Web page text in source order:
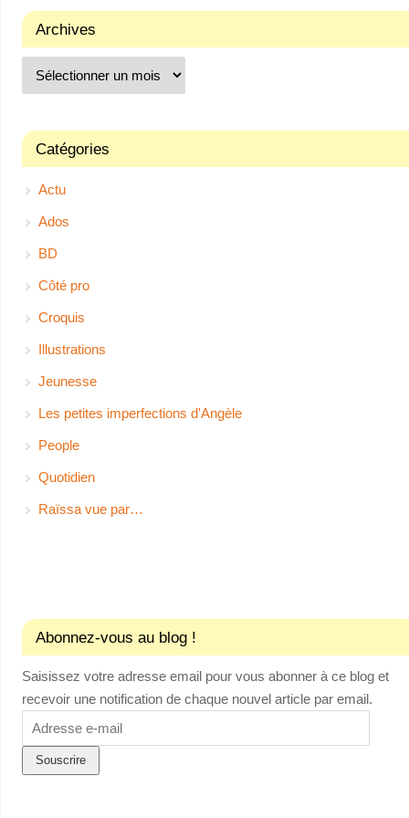
Archives
Catégories
Actu
Ados
BD
Côté pro
Croquis
Illustrations
Jeunesse
Les petites imperfections d'Angèle
People
Quotidien
Raïssa vue par…
Abonnez-vous au blog !
Saisissez votre adresse email pour vous abonner à ce blog et
recevoir une notification de chaque nouvel article par email.
Adresse
e-
mail